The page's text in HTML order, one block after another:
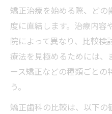
矯正治療を始める際、どの
度に直結します。治療内容
院によって異なり、比較検
療法を見極めるためには
ース矯正などの種類ごとの
う。
矯正歯科の比較は、以下